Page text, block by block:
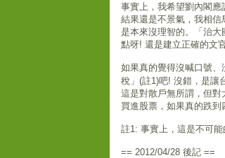
事實上，我希望劉內閣應
結果還是不景氣，我相
是本來沒理智的。「治
點呀! 還是建立正確的文
如果真的覺得沒喊口號
稅」(註1)吧! 沒錯，是讓
這是對散戶無所謂，但
買進股票，如果真的跌
註1: 事實上，這是不可能
== 2012/04/28 後記 ==